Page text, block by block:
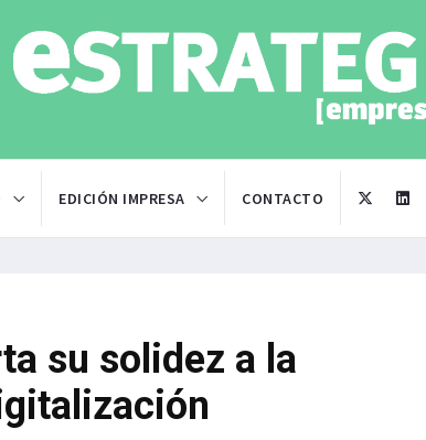
EDICIÓN IMPRESA CONTACTO
su solidez a la